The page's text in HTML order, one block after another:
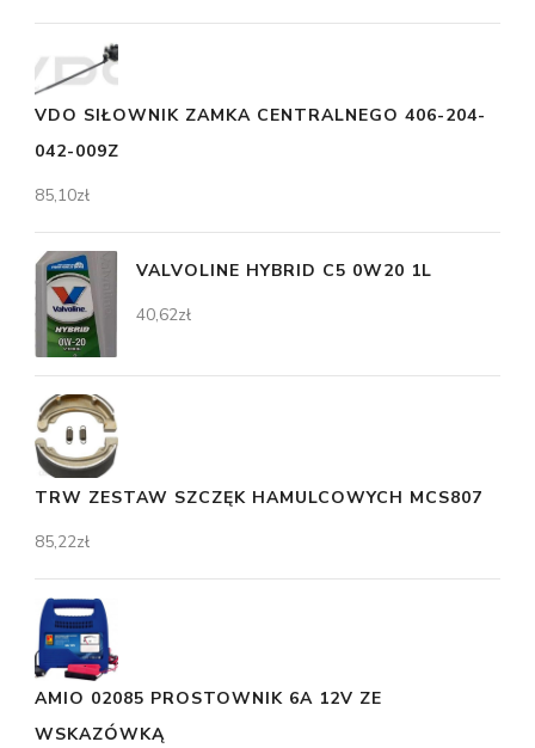
VDO SIŁOWNIK ZAMKA CENTRALNEGO 406-204-
042-009Z
85,10zł
VALVOLINE HYBRID C5 0W20 1L
40,62zł
TRW ZESTAW SZCZĘK HAMULCOWYCH MCS807
85,22zł
AMIO 02085 PROSTOWNIK 6A 12V ZE
WSKAZÓWKĄ